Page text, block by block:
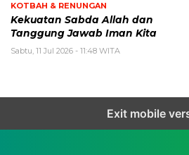
KOTBAH & RENUNGAN
Kekuatan Sabda Allah dan
Tanggung Jawab Iman Kita
Sabtu, 11 Jul 2026 - 11:48 WITA
Exit mobile